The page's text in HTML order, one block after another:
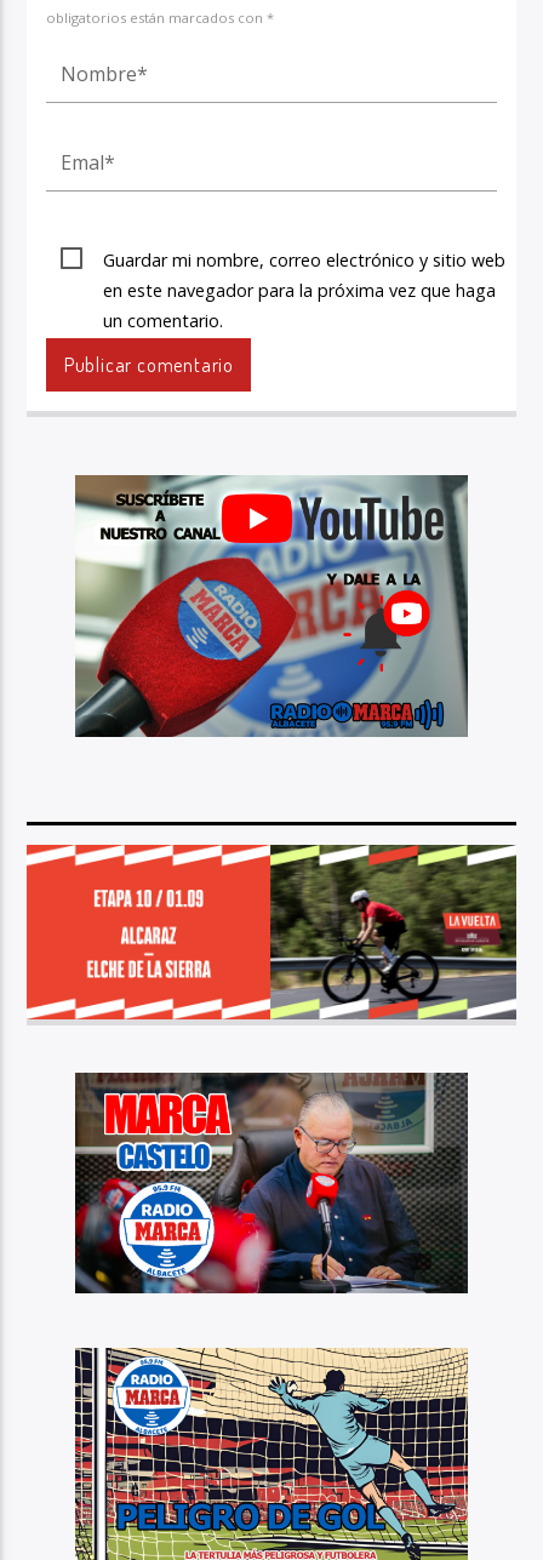
obligatorios están marcados con *
Guardar mi nombre, correo electrónico y sitio web
en este navegador para la próxima vez que haga
un comentario.